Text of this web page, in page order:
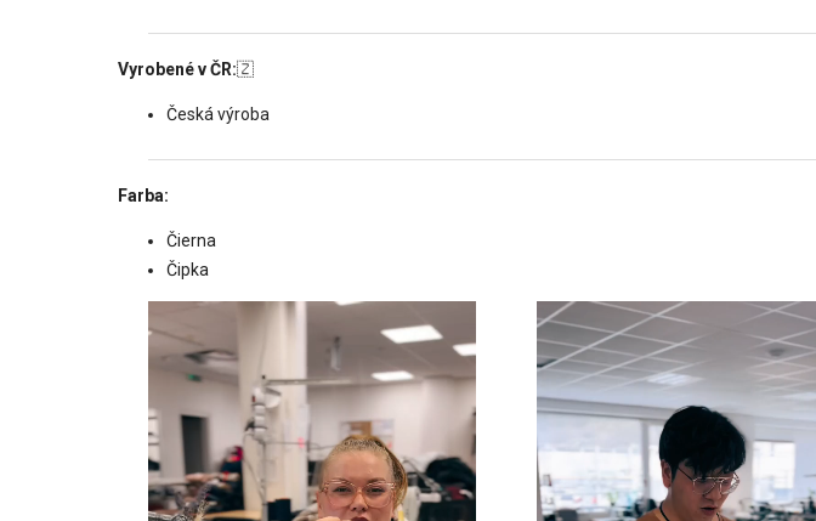
Vyrobené v ČR:🇿
Česká výroba
Farba:
Čierna
Čipka